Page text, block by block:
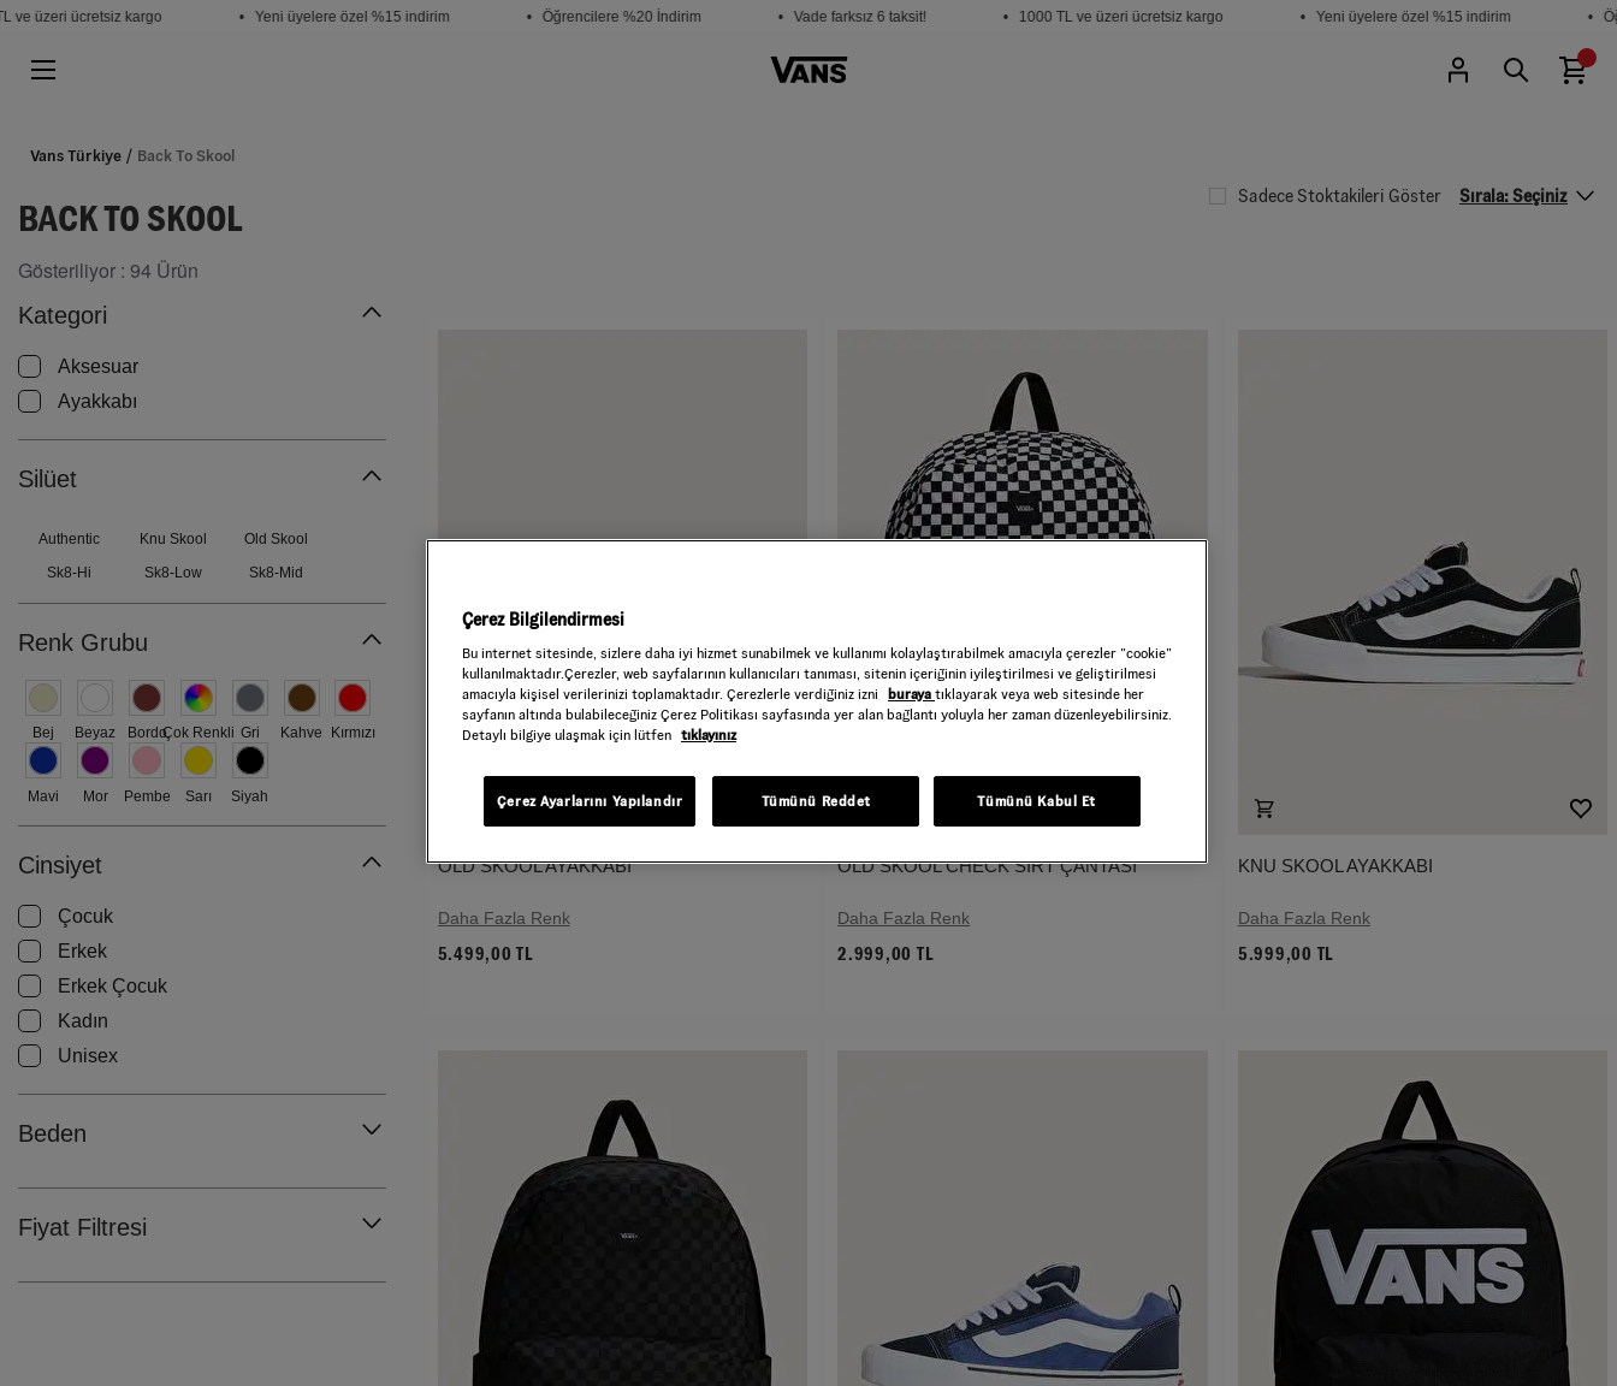
üzeri ücretsiz kargo • Yeni üyelere özel %15 indirim • Öğrencilere %20 İndirim • Vade farksız 6 taksit! • 1000 TL ve üzeri ücretsiz kargo • Yeni üyelere özel %15 indirim •
Vans Türkiye Back To Skool
BACK TO SKOOL
Gösteriliyor : 94 Ürün
Kategori
Aksesuar
Ayakkabı
Silüet
Authentic Knu Skool
Old Skool
Sk8-Hi
Sk8-Low Sk8-Mid
Renk Grubu
Bej Beyaz BordoÇok Renkli Gri Kahve Kırmızı
Mavi Mor Pembe Sarı Siyah
Cinsiyet
Çocuk
Erkek
Erkek Çocuk
Kadın
Unisex
Beden
Fiyat Filtresi
Sadece Stoktakileri Göster Sırala:Seçiniz
OLD SKOOL AYAKKABI
Daha Fazla Renk
5.499,00 TL
OLD SKOOL CHECK SIRT ÇANTASI
Daha Fazla Renk
2.999,00 TL
KNU SKOOL AYAKKABI
Daha Fazla Renk
5.999,00 TL
Çerez Bilgilendirmesi
Bu internet sitesinde, sizlere daha iyi hizmet sunabilmek ve kullanımı kolaylaştırabilmek amacıyla çerezler ”cookie”
kullanılmaktadır.Çerezler, web sayfalarının kullanıcıları tanıması, sitenin içeriğinin iyileştirilmesi ve geliştirilmesi
amacıyla kişisel verilerinizi toplamaktadır. Çerezlerle verdiğiniz izni
buraya tıklayarak veya web sitesinde her
sayfanın altında bulabileceğiniz Çerez Politikası sayfasında yer alan bağlantı yoluyla her zaman düzenleyebilirsiniz.
Detaylı bilgiye ulaşmak için lütfen tıklayınız
Tümünü Reddet Tümünü Kabul Et
Çerez Ayarlarını Yapılandır